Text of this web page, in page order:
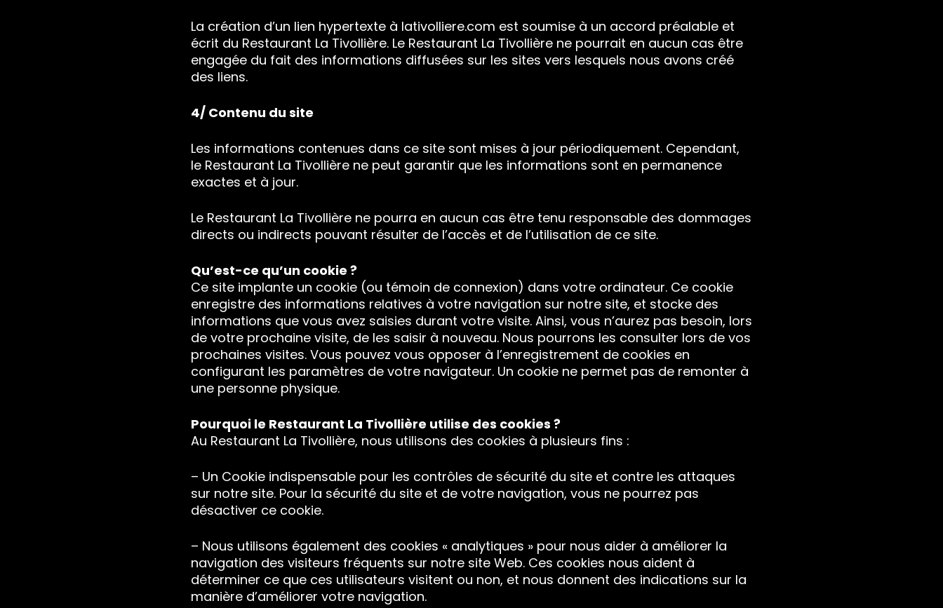
La création d’un lien hypertexte à lativolliere.com est soumise à un accord préalable et
écrit du Restaurant La Tivollière. Le Restaurant La Tivollière ne pourrait en aucun cas être
engagée du fait des informations diffusées sur les sites vers lesquels nous avons créé
des liens.
4/ Contenu du site
Les informations contenues dans ce site sont mises à jour périodiquement. Cependant,
le Restaurant La Tivollière ne peut garantir que les informations sont en permanence
exactes et à jour.
Le Restaurant La Tivollière ne pourra en aucun cas être tenu responsable des dommages
directs ou indirects pouvant résulter de l’accès et de l’utilisation de ce site.
Qu’est-ce qu’un cookie ?
Ce site implante un cookie (ou témoin de connexion) dans votre ordinateur. Ce cookie
enregistre des informations relatives à votre navigation sur notre site, et stocke des
informations que vous avez saisies durant votre visite. Ainsi, vous n’aurez pas besoin, lors
de votre prochaine visite, de les saisir à nouveau. Nous pourrons les consulter lors de vos
prochaines visites. Vous pouvez vous opposer à l’enregistrement de cookies en
configurant les paramètres de votre navigateur. Un cookie ne permet pas de remonter à
une personne physique.
Pourquoi le Restaurant La Tivollière utilise des cookies ?
Au Restaurant La Tivollière, nous utilisons des cookies à plusieurs fins :
– Un Cookie indispensable pour les contrôles de sécurité du site et contre les attaques
sur notre site. Pour la sécurité du site et de votre navigation, vous ne pourrez pas
désactiver ce cookie.
– Nous utilisons également des cookies « analytiques » pour nous aider à améliorer la
navigation des visiteurs fréquents sur notre site Web. Ces cookies nous aident à
déterminer ce que ces utilisateurs visitent ou non, et nous donnent des indications sur la
manière d’améliorer votre navigation.